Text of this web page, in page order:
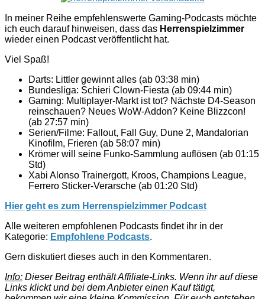
In meiner Reihe empfehlenswerte Gaming-Podcasts möchte
ich euch darauf hinweisen, dass das Herrenspielzimmer
wieder einen Podcast veröffentlicht hat.
Viel Spaß!
Darts: Littler gewinnt alles (ab 03:38 min)
Bundesliga: Schieri Clown-Fiesta (ab 09:44 min)
Gaming: Multiplayer-Markt ist tot? Nächste D4-Season
reinschauen? Neues WoW-Addon? Keine Blizzcon!
(ab 27:57 min)
Serien/Filme: Fallout, Fall Guy, Dune 2, Mandalorian
Kinofilm, Frieren (ab 58:07 min)
Krömer will seine Funko-Sammlung auflösen (ab 01:15
Std)
Xabi Alonso Trainergott, Kroos, Champions League,
Ferrero Sticker-Verarsche (ab 01:20 Std)
Hier geht es zum Herrenspielzimmer Podcast
Alle weiteren empfohlenen Podcasts findet ihr in der
Kategorie: Empfohlene Podcasts.
Gern diskutiert dieses auch in den Kommentaren.
Info: Dieser Beitrag enthält Affiliate-Links. Wenn ihr auf diese
Links klickt und bei dem Anbieter einen Kauf tätigt,